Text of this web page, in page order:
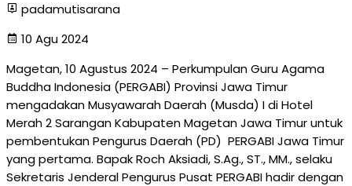
padamutisarana
10 Agu 2024
Magetan, 10 Agustus 2024 – Perkumpulan Guru Agama
Buddha Indonesia (PERGABI) Provinsi Jawa Timur
mengadakan Musyawarah Daerah (Musda) I di Hotel
Merah 2 Sarangan Kabupaten Magetan Jawa Timur untuk
pembentukan Pengurus Daerah (PD) PERGABI Jawa Timur
yang pertama. Bapak Roch Aksiadi, S.Ag., ST., MM., selaku
Sekretaris Jenderal Pengurus Pusat PERGABI hadir dengan